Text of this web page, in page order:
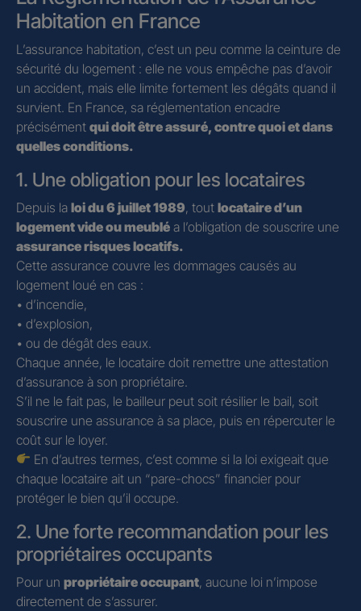
Habitation en France
L’assurance habitation, c’est un peu comme la ceinture de
sécurité du logement : elle ne vous empêche pas d’avoir
un accident, mais elle limite fortement les dégâts quand il
survient. En France, sa réglementation encadre
précisément qui doit être assuré, contre quoi et dans
quelles conditions.
1. Une obligation pour les locataires
Depuis la loi du 6 juillet 1989, tout locataire d’un
logement vide ou meublé a l’obligation de souscrire une
assurance risques locatifs.
Cette assurance couvre les dommages causés au
logement loué en cas :
• d’incendie,
• d’explosion,
• ou de dégât des eaux.
Chaque année, le locataire doit remettre une attestation
d’assurance à son propriétaire.
S’il ne le fait pas, le bailleur peut soit résilier le bail, soit
souscrire une assurance à sa place, puis en répercuter le
coût sur le loyer.
En d’autres termes, c’est comme si la loi exigeait que
chaque locataire ait un “pare-chocs” financier pour
protéger le bien qu’il occupe.
2. Une forte recommandation pour les
propriétaires occupants
Pour un propriétaire occupant, aucune loi n’impose
directement de s’assurer.